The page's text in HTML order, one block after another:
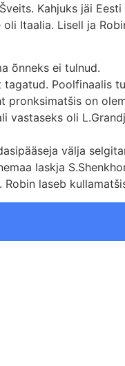
Kahjuks jäi
Itaalia. Lisell ja
õnneks ei tulnud.
Poolfinaalis
pronksimatšis on
vastaseks oli
välja
laskja
laseb